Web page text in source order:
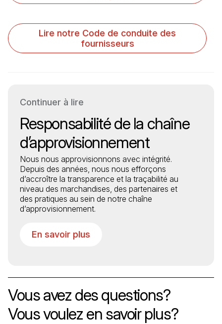
Lire notre Code de conduite des
fournisseurs
(Il s'ouvre dans un nouvel onglet)
Continuer à lire
Responsabilité de la chaîne
d’approvisionnement
Nous nous approvisionnons avec intégrité.
Depuis des années, nous nous efforçons
d’accroître la transparence et la traçabilité au
niveau des marchandises, des partenaires et
des pratiques au sein de notre chaîne
d’approvisionnement.
En savoir plus
Vous avez des questions?
Vous voulez en savoir plus?